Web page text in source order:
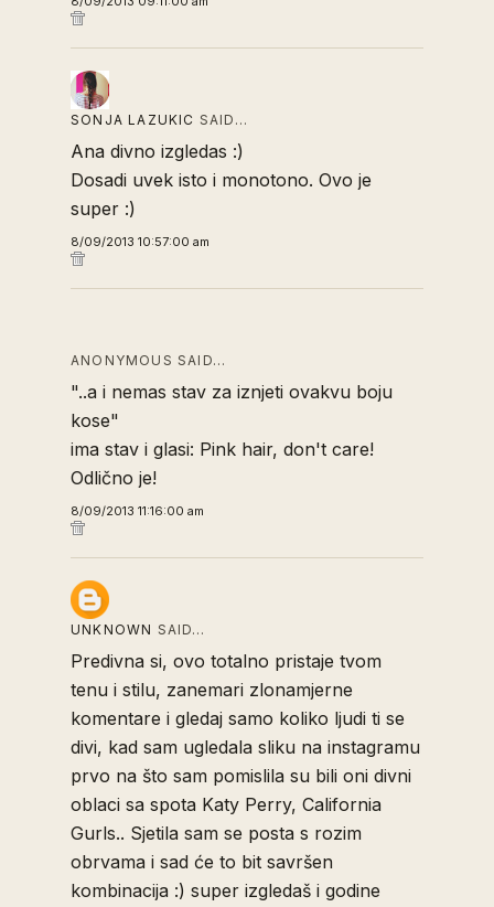
SONJA LAZUKIC SAID…
Ana divno izgledas :)
Dosadi uvek isto i monotono. Ovo je
super :)
8/09/2013 10:57:00 am
ANONYMOUS SAID…
"..a i nemas stav za iznjeti ovakvu boju
kose"
ima stav i glasi: Pink hair, don't care!
Odlično je!
8/09/2013 11:16:00 am
UNKNOWN SAID…
Predivna si, ovo totalno pristaje tvom
tenu i stilu, zanemari zlonamjerne
komentare i gledaj samo koliko ljudi ti se
divi, kad sam ugledala sliku na instagramu
prvo na što sam pomislila su bili oni divni
oblaci sa spota Katy Perry, California
Gurls.. Sjetila sam se posta s rozim
obrvama i sad će to bit savršen
kombinacija :) super izgledaš i godine